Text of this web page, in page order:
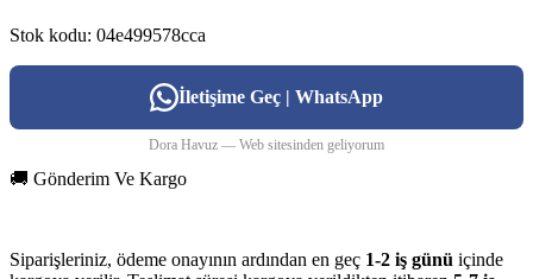
Stok kodu: 04e499578cca
İletişime Geç | WhatsApp
Dora Havuz — Web sitesinden geliyorum
🚚 Gönderim Ve Kargo
Siparişleriniz, ödeme onayının ardından en geç 1-2 iş günü içinde